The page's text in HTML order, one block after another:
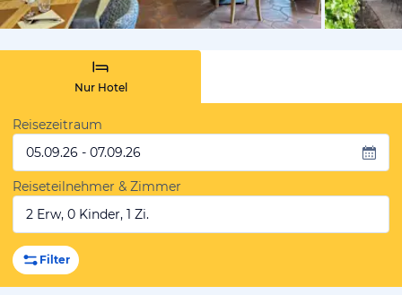
von
Nur Hotel
Reisezeitraum
05.09.26 - 07.09.26
Reiseteilnehmer & Zimmer
2 Erw, 0 Kinder, 1 Zi.
Filter